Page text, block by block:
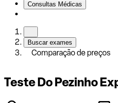
Consultas Médicas
Buscar exames
Comparação de preços
Teste Do Pezinho